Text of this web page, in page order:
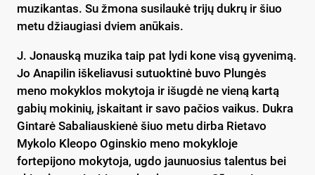
muzikantas. Su žmona susilaukė trijų dukrų ir šiuo
metu džiaugiasi dviem anūkais.
J. Jonauską muzika taip pat lydi kone visą gyvenimą.
Jo Anapilin iškeliavusi sutuoktinė buvo Plungės
meno mokyklos mokytoja ir išugdė ne vieną kartą
gabių mokinių, įskaitant ir savo pačios vaikus. Dukra
Gintarė Sabaliauskienė šiuo metu dirba Rietavo
Mykolo Kleopo Oginskio meno mokykloje
fortepijono mokytoja, ugdo jaunuosius talentus bei